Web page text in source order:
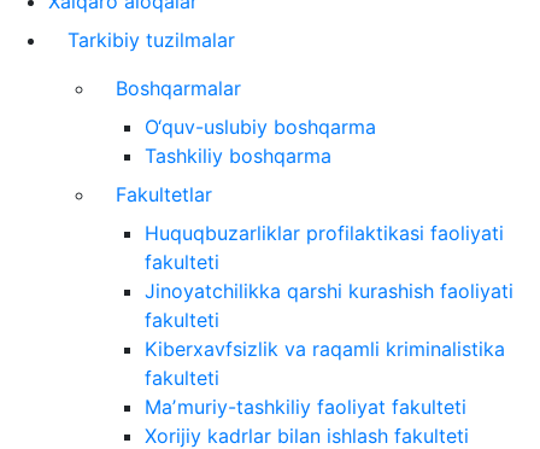
Tarkibiy tuzilmalar
Boshqarmalar
O‘quv-uslubiy boshqarma
Tashkiliy boshqarma
Fakultetlar
Huquqbuzarliklar profilaktikasi faoliyati
fakulteti
Jinoyatchilikka qarshi kurashish faoliyati
fakulteti
Kiberxavfsizlik va raqamli kriminalistika
fakulteti
Maʼmuriy-tashkiliy faoliyat fakulteti
Xorijiy kadrlar bilan ishlash fakulteti